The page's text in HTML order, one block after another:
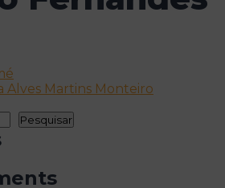
Alves Martins Monteiro
Pesquisar